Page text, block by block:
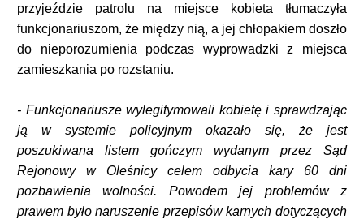
przyjeździe patrolu na miejsce kobieta tłumaczyła
funkcjonariuszom, że między nią, a jej chłopakiem doszło
do nieporozumienia podczas wyprowadzki z miejsca
zamieszkania po rozstaniu.
- Funkcjonariusze wylegitymowali kobietę i sprawdzając
ją w systemie policyjnym okazało się, że jest
poszukiwana listem gończym wydanym przez Sąd
Rejonowy w Oleśnicy celem odbycia kary 60 dni
pozbawienia wolności. Powodem jej problemów z
prawem było naruszenie przepisów karnych dotyczących